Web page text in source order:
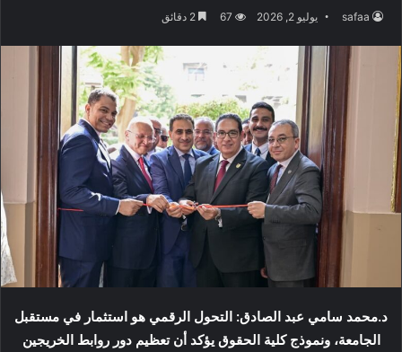
safaa يوليو 2, 2026 67
د.محمد سامي عبد الصادق: التحول الرقمي هو استثمار في مستقبل
الجامعة، ونموذج كلية الحقوق يؤكد أن تعظيم دور روابط الخريجين